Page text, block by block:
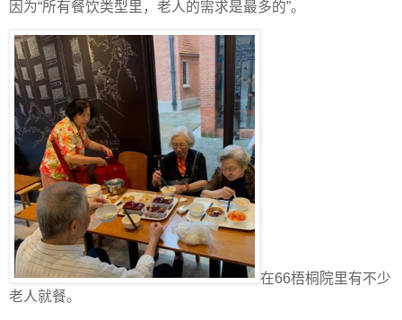
因为“所有餐饮类型里，老人的需求是最多的”。
在66梧桐院里有不少
老人就餐。